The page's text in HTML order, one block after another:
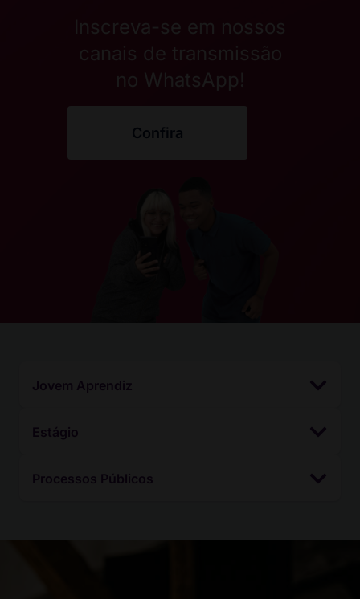
Inscreva-se em nossos
canais de transmissão
no WhatsApp!
Confira
Jovem Aprendiz
Estágio
Processos Públicos